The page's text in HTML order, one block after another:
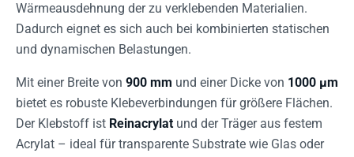
Wärmeausdehnung der zu verklebenden Materialien.
Dadurch eignet es sich auch bei kombinierten statischen
und dynamischen Belastungen.
Mit einer Breite von 900 mm und einer Dicke von 1000 µm
bietet es robuste Klebeverbindungen für größere Flächen.
Der Klebstoff ist Reinacrylat und der Träger aus festem
Acrylat – ideal für transparente Substrate wie Glas oder